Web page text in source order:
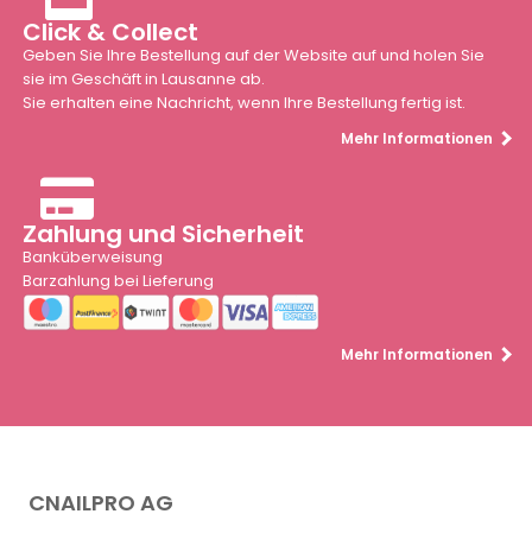
Click & Collect
Geben Sie Ihre Bestellung auf der Website auf und holen Sie
sie im Geschäft in Lausanne ab.
Sie erhalten eine Nachricht, wenn Ihre Bestellung fertig ist.
Mehr Informationen
Zahlung und Sicherheit
Banküberweisung
Barzahlung bei Lieferung
Mehr Informationen
CNAILPRO AG